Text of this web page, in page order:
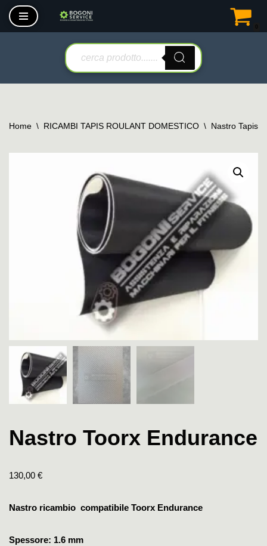
Vai
Home \ RICAMBI TAPIS ROULANT DOMESTICO \ Nastro Tapis
Nastro Toorx Endurance
130,00 €
Nastro ricambio compatibile Toorx Endurance
Spessore: 1.6 mm